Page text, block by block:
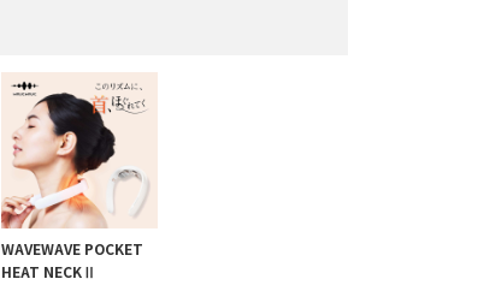
WAVEWAVE POCKET
HEAT NECKⅡ